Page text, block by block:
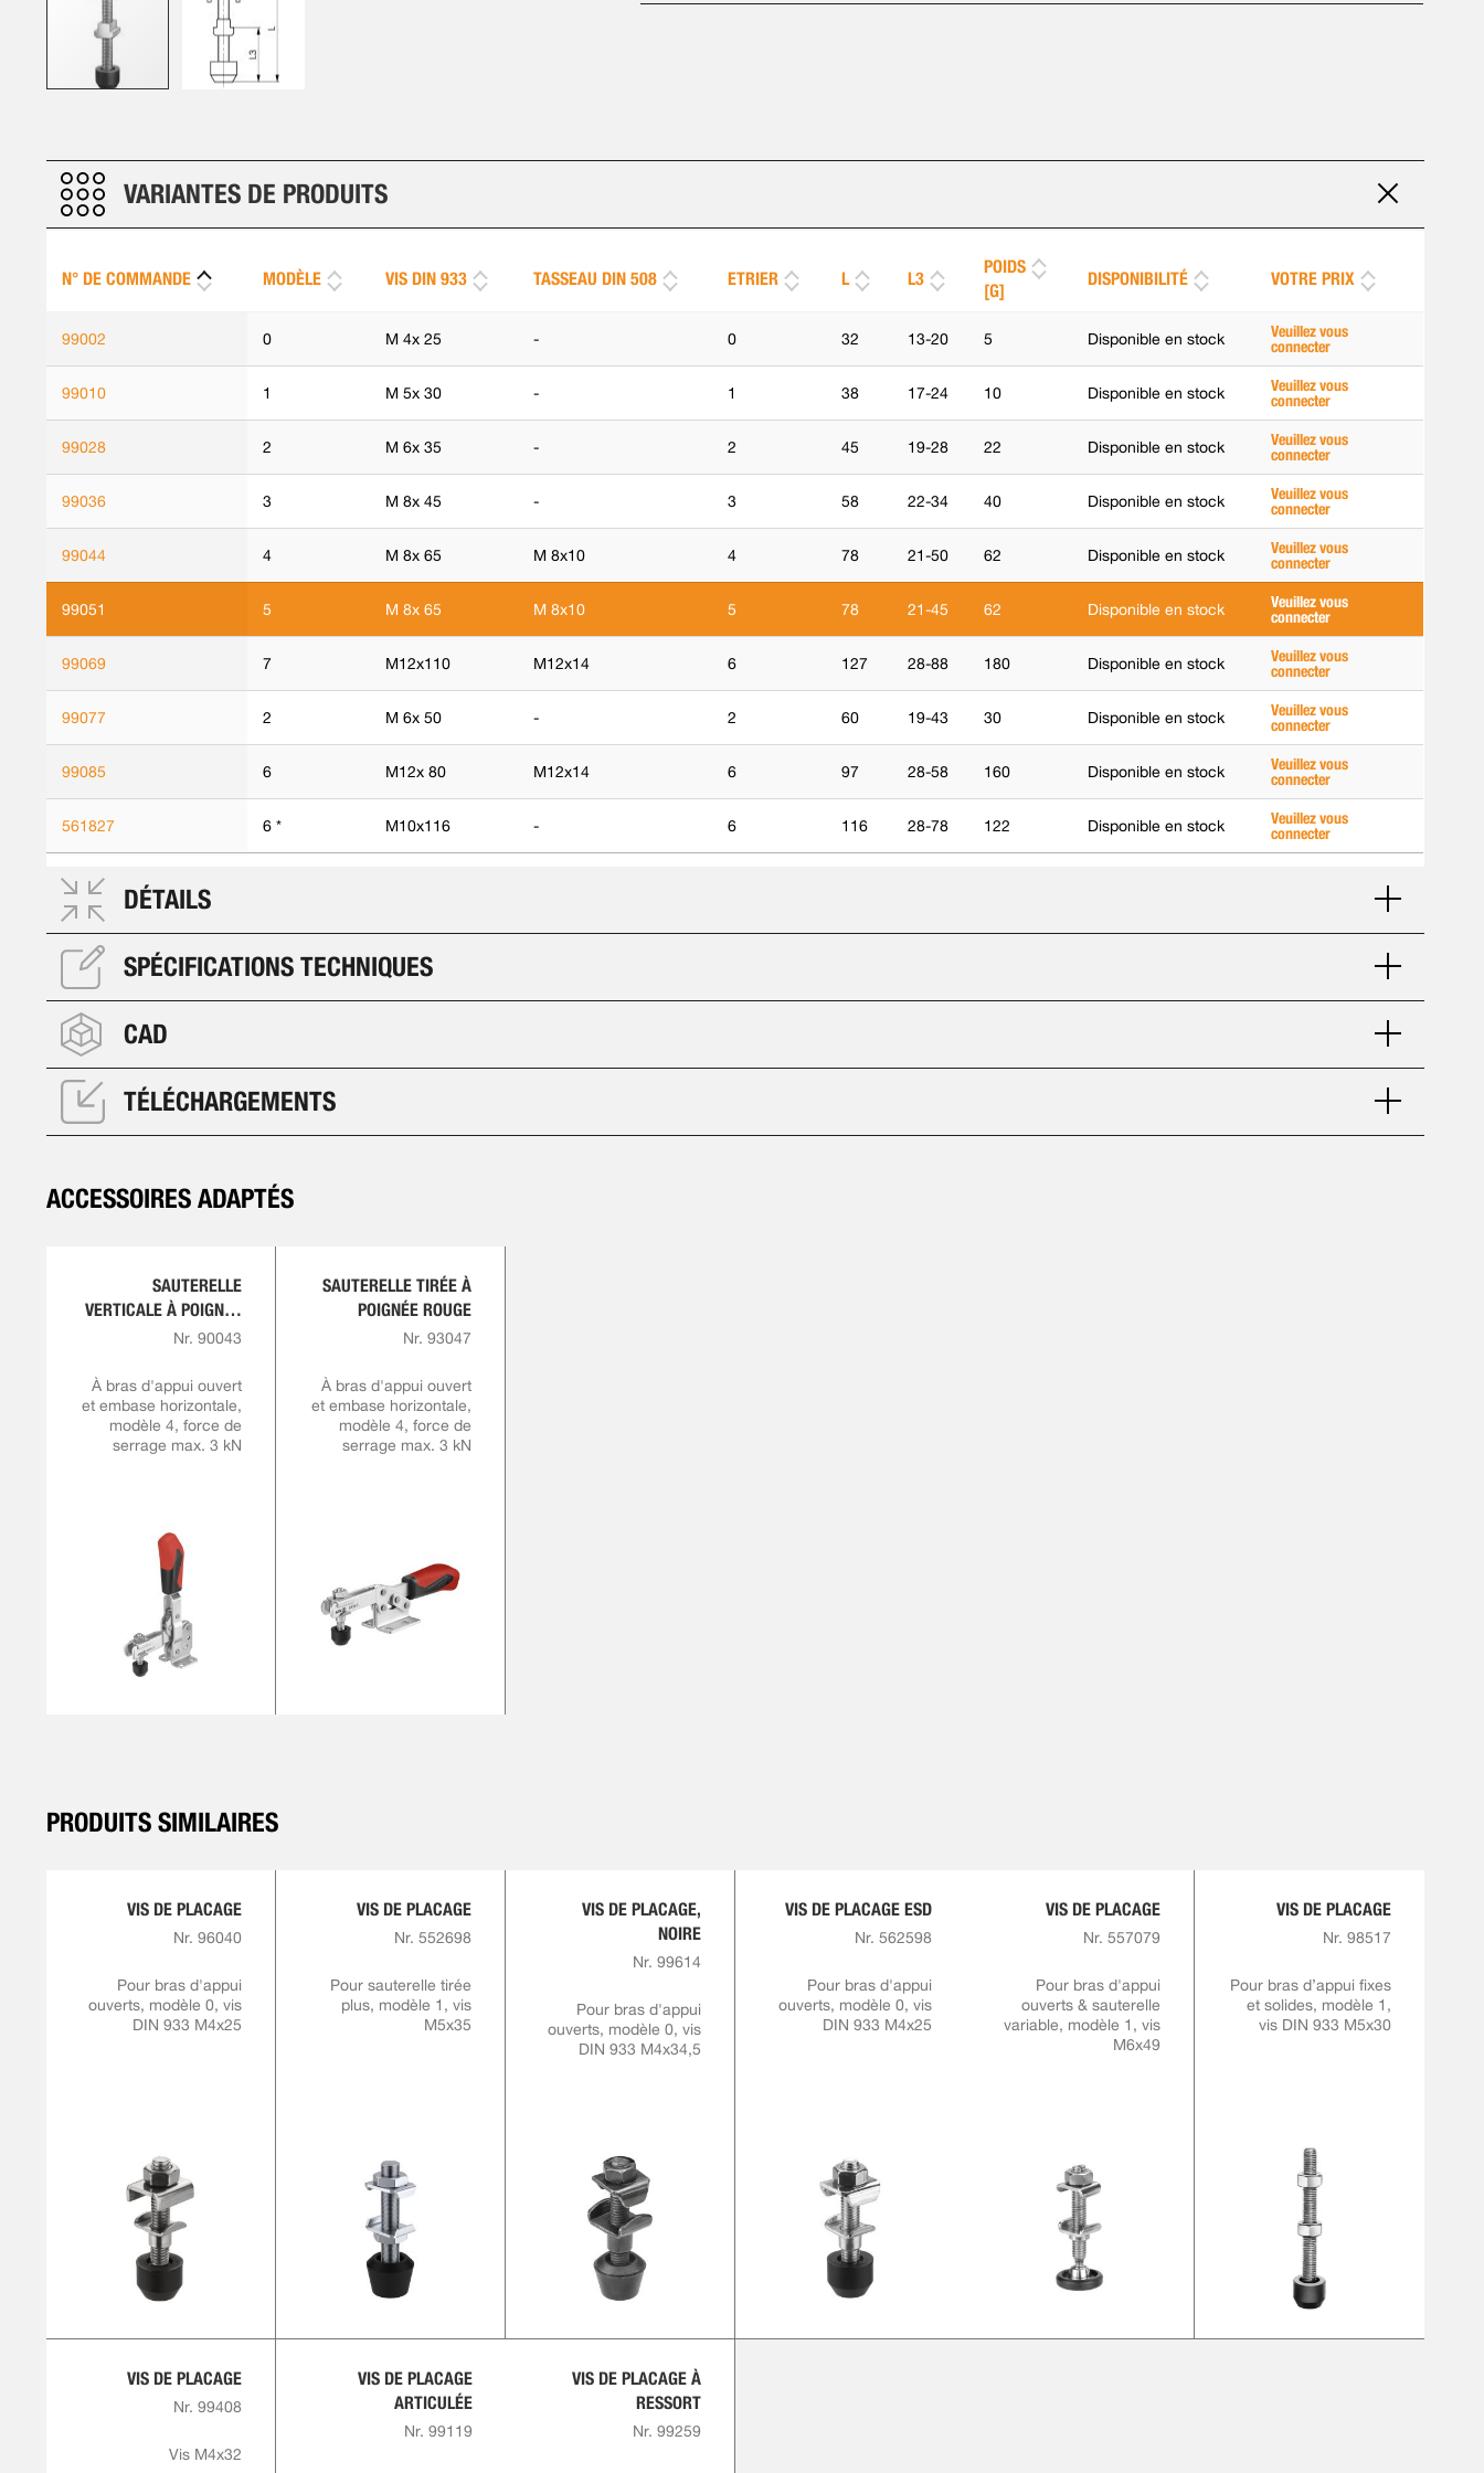
the
beginning
the
gallery
VARIANTES DE PRODUITS
N° DE COMMANDE MODÈLE VIS DIN 933 TASSEAU DIN 508 ETRIER L L3
POIDS
[G]
DISPONIBILITÉ VOTRE PRIX
99002 0 M 4x 25 - 0 32 13-20 5 Disponible en stock
Veuillez vous
connecter
99010 1 M 5x 30 - 1 38 17-24 10 Disponible en stock
Veuillez vous
connecter
99028 2 M 6x 35 - 2 45 19-28 22 Disponible en stock
Veuillez vous
connecter
99036 3 M 8x 45 - 3 58 22-34 40 Disponible en stock
Veuillez vous
connecter
99044 4 M 8x 65 M 8x10 4 78 21-50 62 Disponible en stock
Veuillez vous
connecter
99051 5 M 8x 65 M 8x10 5 78 21-45 62 Disponible en stock
Veuillez vous
connecter
99069 7 M12x110 M12x14 6 127 28-88 180 Disponible en stock
Veuillez vous
connecter
99077 2 M 6x 50 - 2 60 19-43 30 Disponible en stock
Veuillez vous
connecter
99085 6 M12x 80 M12x14 6 97 28-58 160 Disponible en stock
Veuillez vous
connecter
561827 6 * M10x116 - 6 116 28-78 122 Disponible en stock
Veuillez vous
connecter
DÉTAILS
SPÉCIFICATIONS TECHNIQUES
CAD
TÉLÉCHARGEMENTS
ACCESSOIRES ADAPTÉS
SAUTERELLE
VERTICALE À POIGNÉE
ROUGE
Nr. 90043
À bras d'appui ouvert
et embase horizontale,
modèle 4, force de
serrage max. 3 kN
SAUTERELLE TIRÉE À
POIGNÉE ROUGE
Nr. 93047
À bras d'appui ouvert
et embase horizontale,
modèle 4, force de
serrage max. 3 kN
PRODUITS SIMILAIRES
VIS DE PLACAGE
Nr. 96040
Pour bras d'appui
ouverts, modèle 0, vis
DIN 933 M4x25
VIS DE PLACAGE
Nr. 552698
Pour sauterelle tirée
plus, modèle 1, vis
M5x35
VIS DE PLACAGE,
NOIRE
Nr. 99614
Pour bras d'appui
ouverts, modèle 0, vis
DIN 933 M4x34,5
VIS DE PLACAGE ESD
Nr. 562598
Pour bras d'appui
ouverts, modèle 0, vis
DIN 933 M4x25
VIS DE PLACAGE
Nr. 557079
Pour bras d'appui
ouverts & sauterelle
variable, modèle 1, vis
M6x49
VIS DE PLACAGE
Nr. 98517
Pour bras d’appui fixes
et solides, modèle 1,
vis DIN 933 M5x30
VIS DE PLACAGE
Nr. 99408
Vis M4x32
VIS DE PLACAGE
ARTICULÉE
Nr. 99119
VIS DE PLACAGE À
RESSORT
Nr. 99259